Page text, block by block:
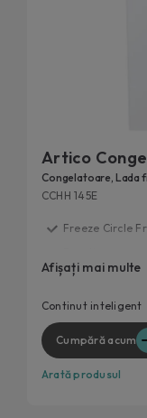
Artico
Congelatoare, Lada
CCHH 145E
Freeze Circle
Deschidere
Continut extra
150 L
Afișați mai multe
Continut inteligent
Cumpără acum
Arată produsul